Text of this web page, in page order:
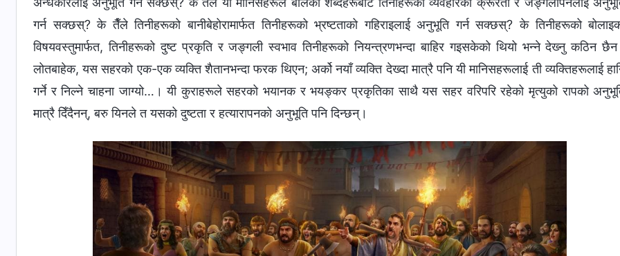
गर्न सक्छस्? के तैँले तिनीहरूको बानीबेहोरामार्फत तिनीहरूको भ्रष्टताको गहिराइलाई अनुभूति गर्न सक्छस्? के तिनीहरूको
विषयवस्तुमार्फत, तिनीहरूको दुष्ट प्रकृति र जङ्गली स्वभाव तिनीहरूको नियन्त्रणभन्दा बाहिर गइसकेको थियो भन्‍ने देख्‍नु कठिन
लोतबाहेक, यस सहरको एक-एक व्यक्ति शैतानभन्दा फरक थिएन; अर्को नयाँ व्यक्ति देख्दा मात्रै पनि यी मानिसहरूलाई ती व्यक्तिहरूलाई
गर्ने र निल्‍ने चाहना जाग्यो…। यी कुराहरूले सहरको भयानक र भयङ्कर प्रकृतिका साथै यस सहर वरिपरि रहेको मृत्युको रापको
मात्रै दिँदैनन्, बरु यिनले त यसको दुष्टता र हत्यारापनको अनुभूति पनि दिन्छन्।